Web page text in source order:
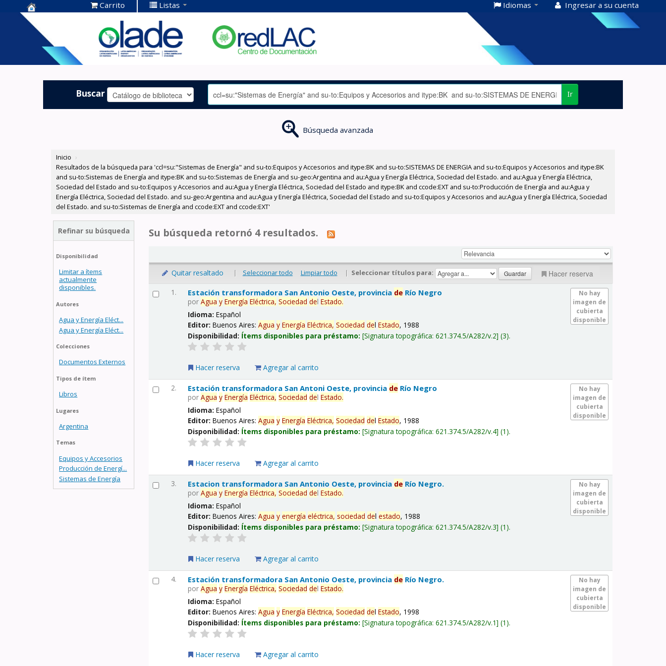
Centro de
Documentación
OLADE -
Carrito Listas Idiomas Ingresar a su cuenta
Buscar Ir
Búsqueda avanzada
Inicio ›
Resultados de la búsqueda para 'ccl=su:"Sistemas de Energía" and su-to:Equipos y Accesorios and itype:BK and su-to:SISTEMAS DE ENERGIA and su-to:Equipos y Accesorios and itype:BK
and su-to:Sistemas de Energía and itype:BK and su-to:Sistemas de Energía and su-geo:Argentina and au:Agua y Energía Eléctrica, Sociedad del Estado. and au:Agua y Energía Eléctrica,
Sociedad del Estado and su-to:Equipos y Accesorios and au:Agua y Energía Eléctrica, Sociedad del Estado and itype:BK and ccode:EXT and su-to:Producción de Energía and au:Agua y
Energía Eléctrica, Sociedad del Estado. and su-geo:Argentina and au:Agua y Energía Eléctrica, Sociedad del Estado and su-to:Equipos y Accesorios and au:Agua y Energía Eléctrica, Sociedad
del Estado. and su-to:Sistemas de Energía and ccode:EXT and ccode:EXT'
Refinar su búsqueda
Disponibilidad
Limitar a ítems
actualmente
disponibles.
Autores
Agua y Energía Eléct...
Agua y Energía Eléct...
Colecciones
Documentos Externos
Tipos de ítem
Libros
Lugares
Argentina
Temas
Equipos y Accesorios
Producción de Energí...
Sistemas de Energía
Su búsqueda retornó 4 resultados.
Quitar resaltado | Seleccionar todo Limpiar todo | Seleccionar títulos para: Hacer reserva
1.
No hay
imagen de
cubierta
disponible
Estación transformadora San Antonio Oeste, provincia de Río Negro
porAgua y Energía Eléctrica, Sociedad delEstado.
Idioma:Español
Editor:Buenos Aires:Agua y Energía Eléctrica, Sociedad delEstado, 1988
Disponibilidad: Ítems disponibles para préstamo: Signatura topográfica:621.374.5/A282/v.2 (3).
Hacer reserva Agregar al carrito
2.
No hay
imagen de
cubierta
disponible
Estación transformadora San Antoni Oeste, provincia de Río Negro
porAgua y Energía Eléctrica, Sociedad delEstado.
Idioma:Español
Editor:Buenos Aires:Agua y Energía Eléctrica, Sociedad delEstado, 1988
Disponibilidad: Ítems disponibles para préstamo: Signatura topográfica:621.374.5/A282/v.4 (1).
Hacer reserva Agregar al carrito
3.
No hay
imagen de
cubierta
disponible
Estacion transformadora San Antonio Oeste, provincia de Río Negro.
porAgua y Energía Eléctrica, Sociedad delEstado.
Idioma:Español
Editor:Buenos Aires:Agua y energía eléctrica, sociedad delestado, 1988
Disponibilidad: Ítems disponibles para préstamo: Signatura topográfica:621.374.5/A282/v.3 (1).
Hacer reserva Agregar al carrito
4.
No hay
imagen de
cubierta
disponible
Estación transformadora San Antonio Oeste, provincia de Río Negro.
porAgua y Energía Eléctrica, Sociedad delEstado.
Idioma:Español
Editor:Buenos Aires:Agua y Energía Eléctrica, Sociedad delEstado, 1998
Disponibilidad: Ítems disponibles para préstamo: Signatura topográfica:621.374.5/A282/v.1 (1).
Hacer reserva Agregar al carrito